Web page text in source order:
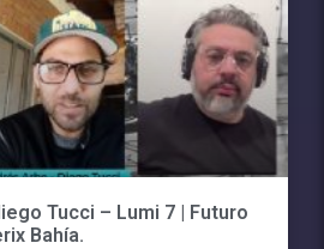
Tucci – Lumi 7 | Futuro
Bahía.